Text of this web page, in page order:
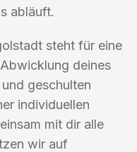
abläuft.
steht für eine
deines
geschulten
individuellen
mit dir alle
wir auf